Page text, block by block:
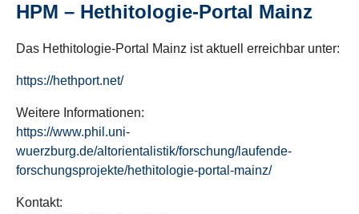
HPM – Hethitologie-Portal Mainz
Das Hethitologie-Portal Mainz ist aktuell erreichbar unter:
https://hethport.net/
Weitere Informationen:
https://www.phil.uni-
wuerzburg.de/altorientalistik/forschung/laufende-
forschungsprojekte/hethitologie-portal-mainz/
Kontakt: